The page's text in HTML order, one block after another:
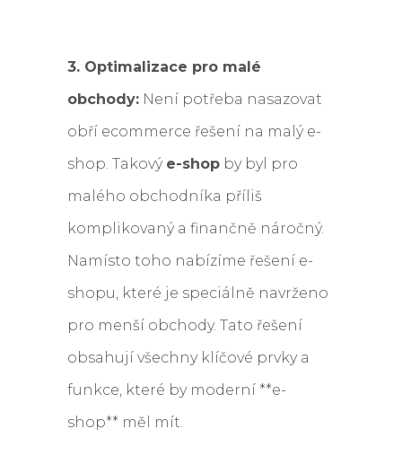
3. Optimalizace pro malé
obchody:Není potřeba nasazovat
obří ecommerce řešení na malý e-
shop. Takový e-shopby byl pro
malého obchodníka příliš
komplikovaný a finančně náročný.
Namísto toho nabízíme řešení e-
shopu, které je speciálně navrženo
pro menší obchody. Tato řešení
obsahují všechny klíčové prvky a
funkce, které by moderní **e-
shop** měl mít.